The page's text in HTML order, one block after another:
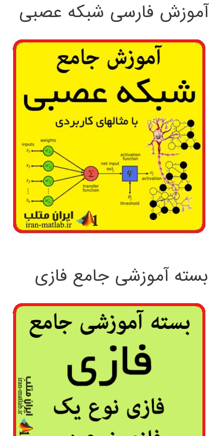
آموزش فارسی شبکه عصبی
بسته آموزشی جامع فازی